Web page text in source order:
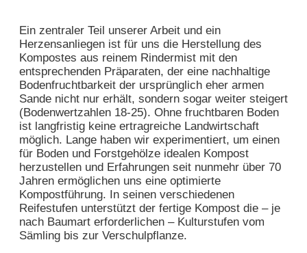
Ein zentraler Teil unserer Arbeit und ein
Herzensanliegen ist für uns die Herstellung des
Kompostes aus reinem Rindermist mit den
entsprechenden Präparaten, der eine nachhaltige
Bodenfruchtbarkeit der ursprünglich eher armen
Sande nicht nur erhält, sondern sogar weiter steigert
(Bodenwertzahlen 18-25). Ohne fruchtbaren Boden
ist langfristig keine ertragreiche Landwirtschaft
möglich. Lange haben wir experimentiert, um einen
für Boden und Forstgehölze idealen Kompost
herzustellen und Erfahrungen seit nunmehr über 70
Jahren ermöglichen uns eine optimierte
Kompostführung. In seinen verschiedenen
Reifestufen unterstützt der fertige Kompost die – je
nach Baumart erforderlichen – Kulturstufen vom
Sämling bis zur Verschulpflanze.